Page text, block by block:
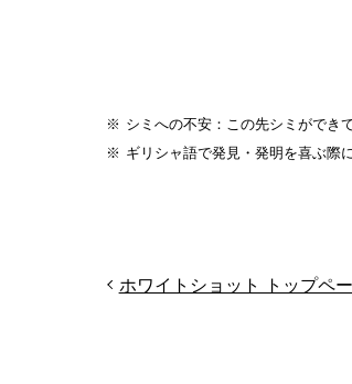
シミへの不安：この先シミができ
ギリシャ語で発見・発明を喜ぶ際
ホワイトショット トップペ